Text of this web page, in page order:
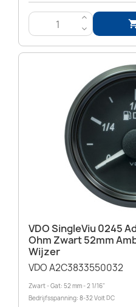
>
<
VDO SingleViu 0245
Ohm Zwart 52mm
Wijzer
VDO A2C3833550032
Zwart - Gat: 52 mm - 2 1/16"
Bedrijfsspanning: 8-32 Volt DC